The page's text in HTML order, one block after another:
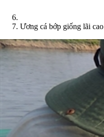
Ương cá bớp giống lãi cao